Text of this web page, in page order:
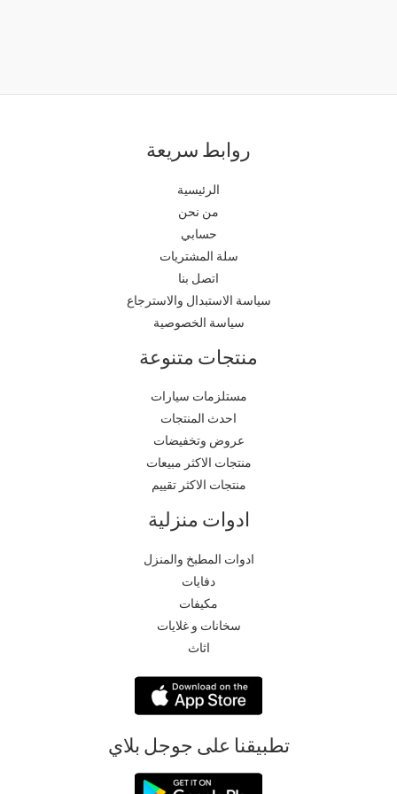
روابط سريعة
الرئيسية
من نحن
حسابي
سلة المشتريات
اتصل بنا
سياسة الاستبدال والاسترجاع
سياسة الخصوصية
منتجات متنوعة
مستلزمات سيارات
احدث المنتجات
عروض وتخفيضات
منتجات الاكثر مبيعات
منتجات الاكثر تقييم
ادوات منزلية
ادوات المطبخ والمنزل
دفايات
مكيفات
سخانات و غلايات
اثاث
تطبيقنا على جوجل بلاي